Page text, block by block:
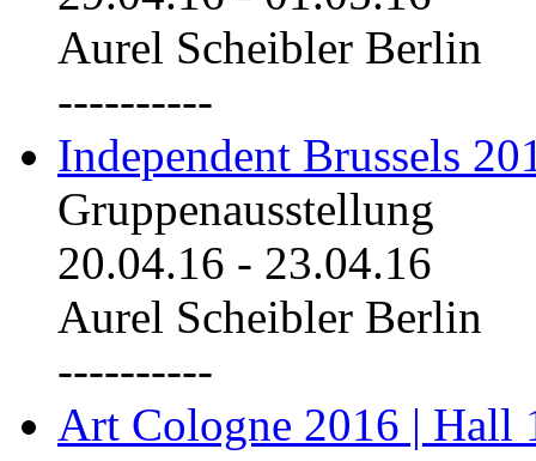
Aurel Scheibler Berlin
----------
Independent Brussels
Gruppenausstellung
20.04.16 - 23.04.16
Aurel Scheibler Berlin
----------
Art Cologne 2016 | Hall